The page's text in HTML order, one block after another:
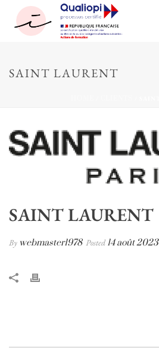
SAINT LAURENT
SAINT LAURENT
By webmaster1978 Posted 14 août 2023